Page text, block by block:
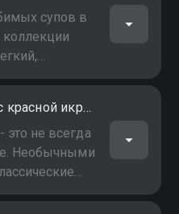
супов в
коллекции
-
Чёрные блинчики с красной икрой
не всегда
Необычными
их